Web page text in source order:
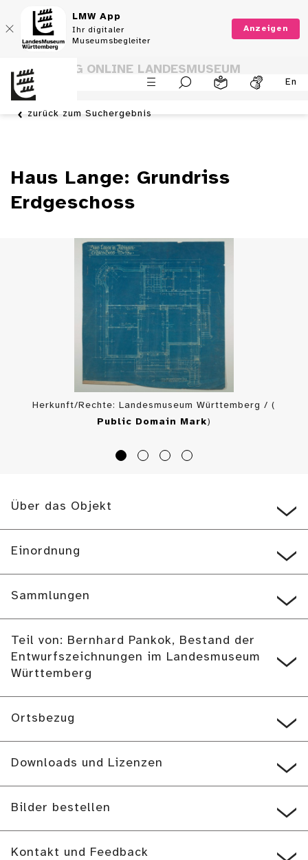
LMW App
Ihr digitaler
Museumsbegleiter
Anzeigen
En
SAMMLUNG ONLINE LANDESMUSEUM
WÜRTTEMBERG
zurück zum Suchergebnis
Haus Lange: Grundriss
Erdgeschoss
Herkunft/Rechte: Landesmuseum Württemberg / (
Public Domain Mark)
Über das Objekt
Einordnung
Sammlungen
Teil von: Bernhard Pankok, Bestand der
Entwurfszeichnungen im Landesmuseum
Württemberg
Ortsbezug
Downloads und Lizenzen
Bilder bestellen
Kontakt und Feedback